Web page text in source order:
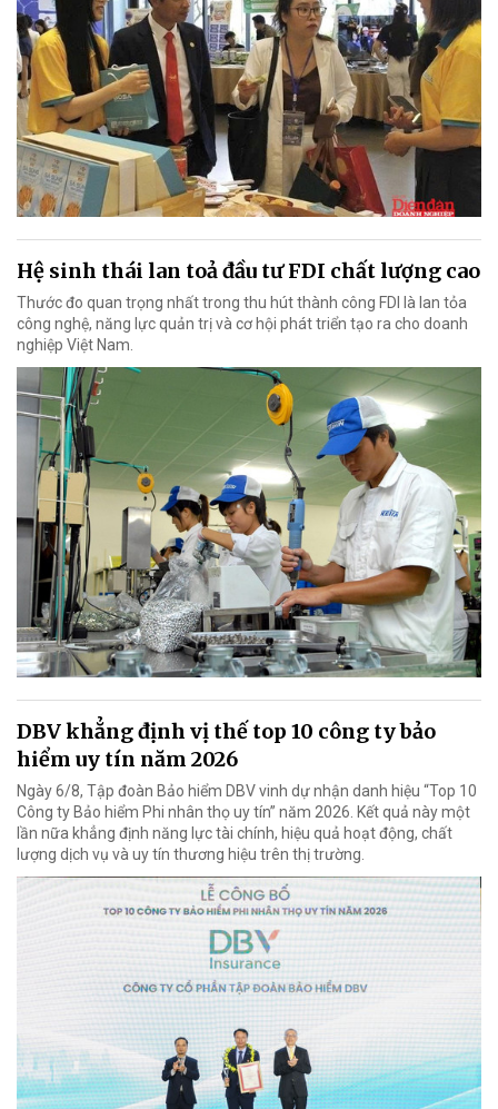
Hệ sinh thái lan toả đầu tư FDI chất lượng cao
Thước đo quan trọng nhất trong thu hút thành công FDI là lan tỏa
công nghệ, năng lực quản trị và cơ hội phát triển tạo ra cho doanh
nghiệp Việt Nam.
DBV khẳng định vị thế top 10 công ty bảo
hiểm uy tín năm 2026
Ngày 6/8, Tập đoàn Bảo hiểm DBV vinh dự nhận danh hiệu “Top 10
Công ty Bảo hiểm Phi nhân thọ uy tín” năm 2026. Kết quả này một
lần nữa khẳng định năng lực tài chính, hiệu quả hoạt động, chất
lượng dịch vụ và uy tín thương hiệu trên thị trường.